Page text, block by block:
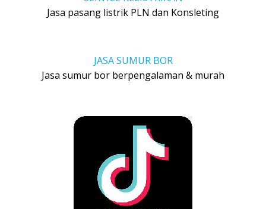
Jasa pasang listrik PLN dan Konsleting
JASA SUMUR BOR
Jasa sumur bor berpengalaman & murah